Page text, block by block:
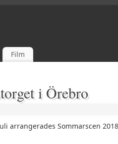
Film
i Örebro
arrangerades Sommarscen